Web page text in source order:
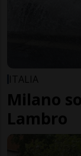
ITALIA
Milano
Lambro